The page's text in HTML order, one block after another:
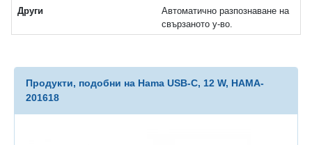
Други
Автоматично разпознаване на
свързаното у-во.
Продукти, подобни на Hama USB-C, 12 W, HAMA-
201618